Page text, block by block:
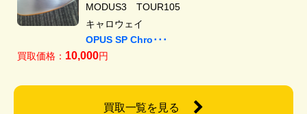
MODUS3 TOUR105
キャロウェイ
OPUS SP Chro･･･
買取価格： 10,000円
買取一覧を見る